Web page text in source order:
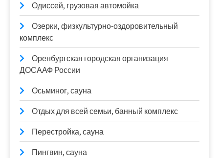
Одиссей, грузовая автомойка
Озерки, физкультурно-оздоровительный
комплекс
Оренбургская городская организация
ДОСААФ России
Осьминог, сауна
Отдых для всей семьи, банный комплекс
Перестройка, сауна
Пингвин, сауна